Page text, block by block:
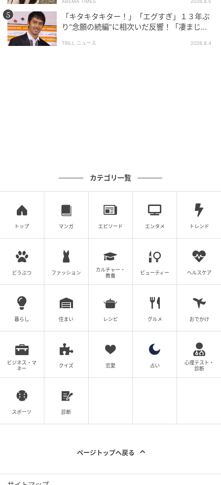
ウーマンエキサイト
「キタキタキター！」「エグすぎ」１３年ぶ
り“念願の続編”に相次いだ反響！「凄まじく
TRILL ニュース 2026.8.4
カテゴリ一覧
トップ マンガ エピソード エンタメ トレンド
どうぶつ ファッション
カルチャー・
教養
ビューティー ヘルスケア
暮らし 住まい レシピ グルメ おでかけ
ビジネス・マ
ネー
クイズ 恋愛 占い
心理テスト・
診断
スポーツ 診断
ページトップへ戻る